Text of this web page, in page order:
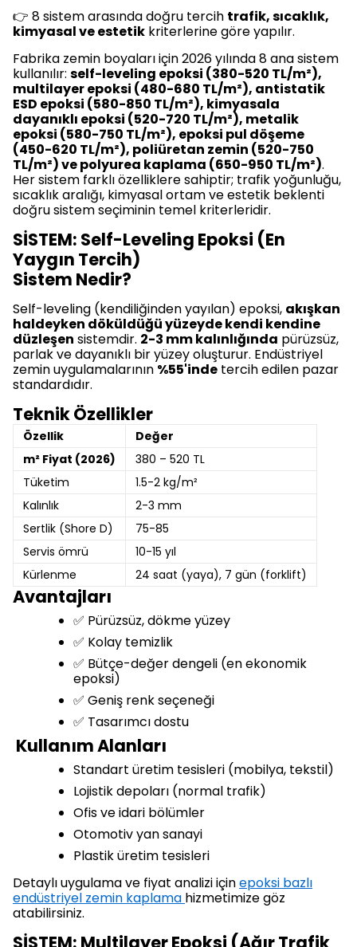
👉 8 sistem arasında doğru tercih trafik, sıcaklık,
kimyasal ve estetik kriterlerine göre yapılır.
Fabrika zemin boyaları için 2026 yılında 8 ana sistem
kullanılır: self-leveling epoksi (380-520 TL/m²),
multilayer epoksi (480-680 TL/m²), antistatik
ESD epoksi (580-850 TL/m²), kimyasala
dayanıklı epoksi (520-720 TL/m²), metalik
epoksi (580-750 TL/m²), epoksi pul döşeme
(450-620 TL/m²), poliüretan zemin (520-750
TL/m²) ve polyurea kaplama (650-950 TL/m²).
Her sistem farklı özelliklere sahiptir; trafik yoğunluğu,
sıcaklık aralığı, kimyasal ortam ve estetik beklenti
doğru sistem seçiminin temel kriterleridir.
SİSTEM: Self-Leveling Epoksi (En
Yaygın Tercih)
Sistem Nedir?
Self-leveling (kendiliğinden yayılan) epoksi, akışkan
haldeyken döküldüğü yüzeyde kendi kendine
düzleşen sistemdir. 2-3 mm kalınlığında pürüzsüz,
parlak ve dayanıklı bir yüzey oluşturur. Endüstriyel
zemin uygulamalarının %55'inde tercih edilen pazar
standardıdır.
Teknik Özellikler
Özellik
Değer
m² Fiyat (2026)
380 – 520 TL
Tüketim
1.5-2 kg/m²
Kalınlık
2-3 mm
Sertlik (Shore D)
75-85
Servis ömrü
10-15 yıl
Kürlenme
24 saat (yaya), 7 gün (forklift)
Avantajları
✅ Pürüzsüz, dökme yüzey
✅ Kolay temizlik
✅ Bütçe-değer dengeli (en ekonomik
epoksi)
✅ Geniş renk seçeneği
✅ Tasarımcı dostu
Kullanım Alanları
Standart üretim tesisleri (mobilya, tekstil)
Lojistik depoları (normal trafik)
Ofis ve idari bölümler
Otomotiv yan sanayi
Plastik üretim tesisleri
Detaylı uygulama ve fiyat analizi içinepoksi bazlı
endüstriyel zemin kaplama hizmetimize göz
atabilirsiniz.